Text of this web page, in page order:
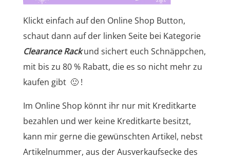
Klickt einfach auf den Online Shop Button,
schaut dann auf der linken Seite bei Kategorie
Clearance Rack und sichert euch Schnäppchen,
mit bis zu 80 % Rabatt, die es so nicht mehr zu
kaufen gibt 🙂 !
Im Online Shop könnt ihr nur mit Kreditkarte
bezahlen und wer keine Kreditkarte besitzt,
kann mir gerne die gewünschten Artikel, nebst
Artikelnummer, aus der Ausverkaufsecke des